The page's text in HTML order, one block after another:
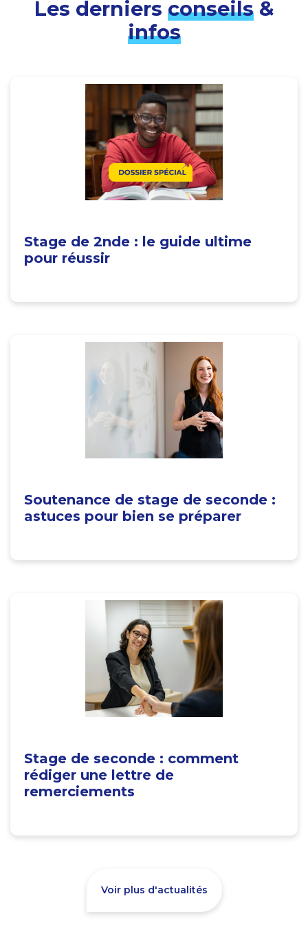
Les derniers conseils&
infos
Stage de 2nde : le guide ultime
pour réussir
Soutenance de stage de seconde :
astuces pour bien se préparer
Stage de seconde : comment
rédiger une lettre de
remerciements
Voir plus d'actualités